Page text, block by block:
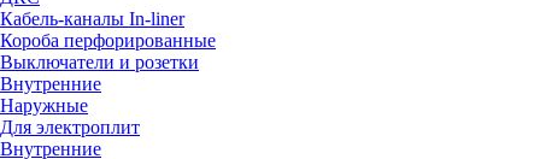
Кабель-каналы In-liner
Короба перфорированные
Выключатели и розетки
Внутренние
Наружные
Для электроплит
Внутренние